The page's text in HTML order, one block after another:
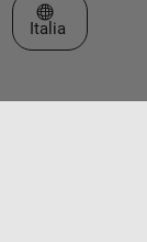
Seleziona un
Italia